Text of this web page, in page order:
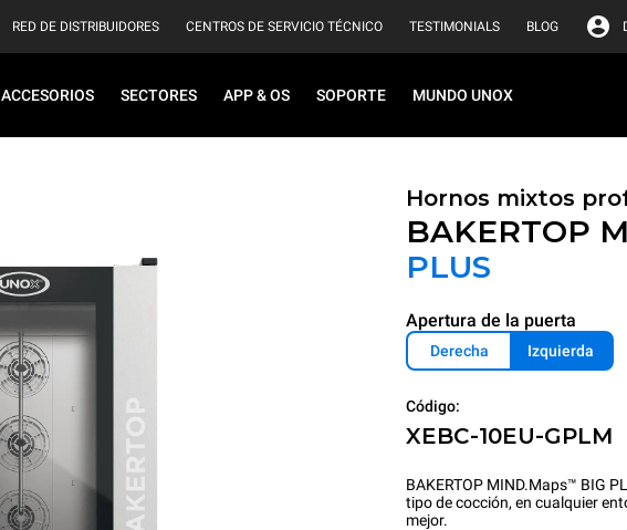
RED DE DISTRIBUIDORES CENTROS DE SERVICIO TÉCNICO TESTIMONIALS BLOG
ACCESORIOS SECTORES APP & OS SOPORTE MUNDO UNOX
Hornos mixtos
BAKERTOP
PLUS
Apertura de la puerta
Derecha Izquierda
Código:
XEBC-10EU-GPLM
BAKERTOP MIND.Maps™ BIG
tipo de cocción, en cualquier
mejor.